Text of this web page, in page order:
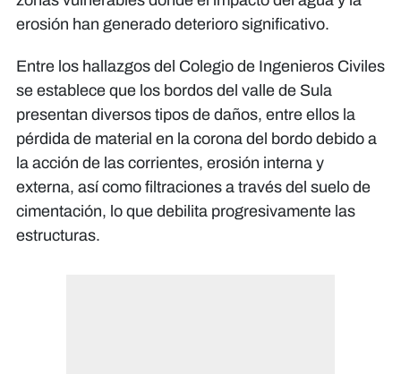
erosión han generado deterioro significativo.
Entre los hallazgos del Colegio de Ingenieros Civiles
se establece que los bordos del valle de Sula
presentan diversos tipos de daños, entre ellos la
pérdida de material en la corona del bordo debido a
la acción de las corrientes, erosión interna y
externa, así como filtraciones a través del suelo de
cimentación, lo que debilita progresivamente las
estructuras.